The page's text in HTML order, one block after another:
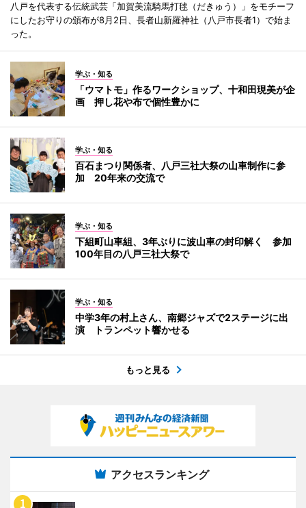
八戸を代表する伝統武芸「加賀美流騎馬打毬（だきゅう）」をモチーフ
にしたお守りの頒布が8月2日、長者山新羅神社（八戸市長者1）で始ま
った。
学ぶ・知る
「ウマトモ」作るワークショップ、十和田現美が企
画 押し花や布で個性豊かに
学ぶ・知る
百石まつり関係者、八戸三社大祭の山車制作に参
加 20年来の交流で
学ぶ・知る
下組町山車組、3年ぶりに波山車の封印解く 参加
100年目の八戸三社大祭で
学ぶ・知る
中学3年の村上さん、南郷ジャズで2ステージに出
演 トランペット響かせる
もっと見る
アクセスランキング